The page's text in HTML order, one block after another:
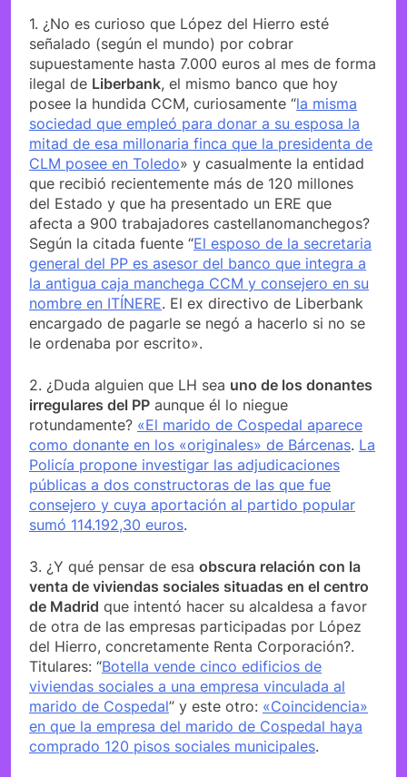
1. ¿No es curioso que López del Hierro esté
señalado (según el mundo) por cobrar
supuestamente hasta 7.000 euros al mes de forma
ilegal de Liberbank, el mismo banco que hoy
posee la hundida CCM, curiosamente “la misma
sociedad que empleó para donar a su esposa la
mitad de esa millonaria finca que la presidenta de
CLM posee en Toledo» y casualmente la entidad
que recibió recientemente más de 120 millones
del Estado y que ha presentado un ERE que
afecta a 900 trabajadores castellanomanchegos?
Según la citada fuente “El esposo de la secretaria
general del PP es asesor del banco que integra a
la antigua caja manchega CCM y consejero en su
nombre en ITÍNERE. El ex directivo de Liberbank
encargado de pagarle se negó a hacerlo si no se
le ordenaba por escrito».
2. ¿Duda alguien que LH sea uno de los donantes
irregulares del PP aunque él lo niegue
rotundamente? «El marido de Cospedal aparece
como donante en los «originales» de Bárcenas. La
Policía propone investigar las adjudicaciones
públicas a dos constructoras de las que fue
consejero y cuya aportación al partido popular
sumó 114.192,30 euros.
3. ¿Y qué pensar de esa obscura relación con la
venta de viviendas sociales situadas en el centro
de Madrid que intentó hacer su alcaldesa a favor
de otra de las empresas participadas por López
del Hierro, concretamente Renta Corporación?.
Titulares: “Botella vende cinco edificios de
viviendas sociales a una empresa vinculada al
marido de Cospedal” y este otro: «Coincidencia»
en que la empresa del marido de Cospedal haya
comprado 120 pisos sociales municipales.